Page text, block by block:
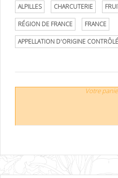
ALPILLES CHARCUTERIE
RÉGION DE FRANCE FRANCE
APPELLATION D'ORIGINE
Votre